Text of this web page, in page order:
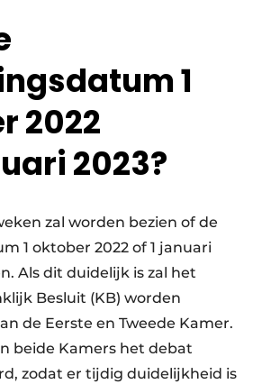
1
2022
2023?
zal worden bezien of de
1 oktober 2022 of 1 januari
Als dit duidelijk is zal het
Besluit (KB) worden
de Eerste en Tweede Kamer.
beide Kamers het debat
zodat er tijdig duidelijkheid is